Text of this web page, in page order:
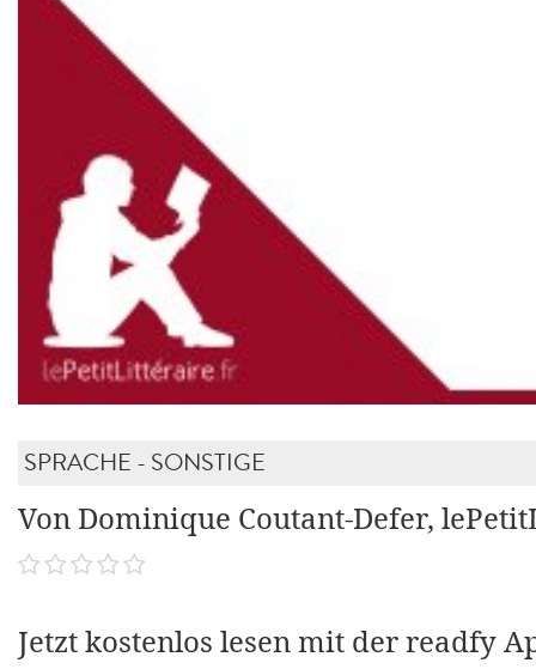
SPRACHE - SONSTIGE
Von Dominique Coutant-Defer,
Jetzt kostenlos lesen mit der readfy